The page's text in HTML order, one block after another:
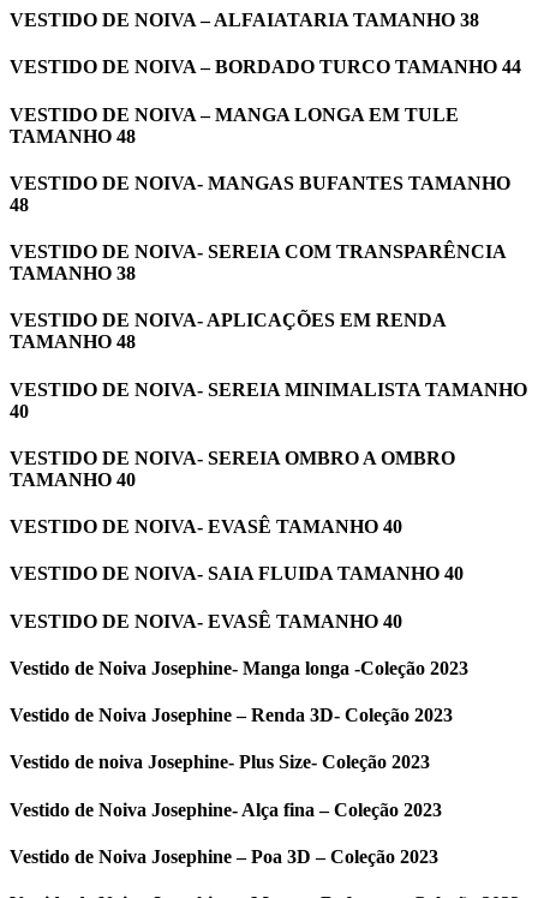
VESTIDO DE NOIVA – ALFAIATARIA TAMANHO 38
VESTIDO DE NOIVA – BORDADO TURCO TAMANHO 44
VESTIDO DE NOIVA – MANGA LONGA EM TULE
TAMANHO 48
VESTIDO DE NOIVA- MANGAS BUFANTES TAMANHO
48
VESTIDO DE NOIVA- SEREIA COM TRANSPARÊNCIA
TAMANHO 38
VESTIDO DE NOIVA- APLICAÇÕES EM RENDA
TAMANHO 48
VESTIDO DE NOIVA- SEREIA MINIMALISTA TAMANHO
40
VESTIDO DE NOIVA- SEREIA OMBRO A OMBRO
TAMANHO 40
VESTIDO DE NOIVA- EVASÊ TAMANHO 40
VESTIDO DE NOIVA- SAIA FLUIDA TAMANHO 40
VESTIDO DE NOIVA- EVASÊ TAMANHO 40
Vestido de Noiva Josephine- Manga longa -Coleção 2023
Vestido de Noiva Josephine – Renda 3D- Coleção 2023
Vestido de noiva Josephine- Plus Size- Coleção 2023
Vestido de Noiva Josephine- Alça fina – Coleção 2023
Vestido de Noiva Josephine – Poa 3D – Coleção 2023